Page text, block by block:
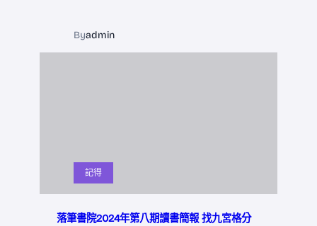
Byadmin
記得
落筆書院2024年第八期讀書簡報 找九宮格分